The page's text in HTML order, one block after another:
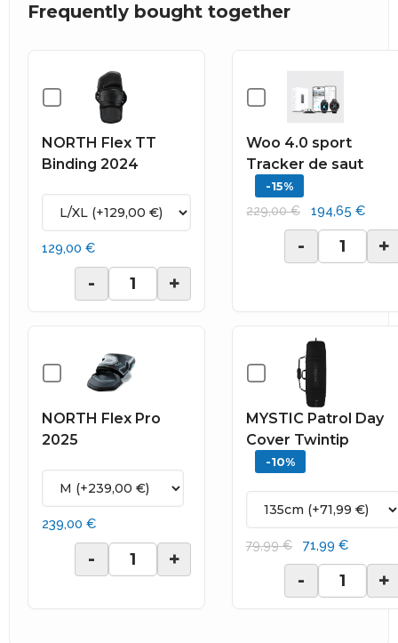
Frequently bought together
NORTH Flex TT
Binding 2024
129,00 €
- +
Woo 4.0 sport
Tracker de saut
-15%
229,00 €
194,65 €
- +
NORTH Flex Pro
2025
239,00 €
- +
MYSTIC Patrol Day
Cover Twintip
-10%
79,99 € 71,99 €
- +